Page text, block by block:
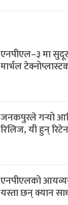
एनपीएल–३ मा
मार्भल
जनकपुरले गर्‍यो
रिलिज, यी हुन्
एनपीएलको
यस्ता छन् क्यान